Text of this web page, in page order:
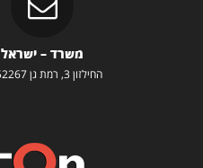
משרד – ישראל
החילזון 3, רמת גן 5252267